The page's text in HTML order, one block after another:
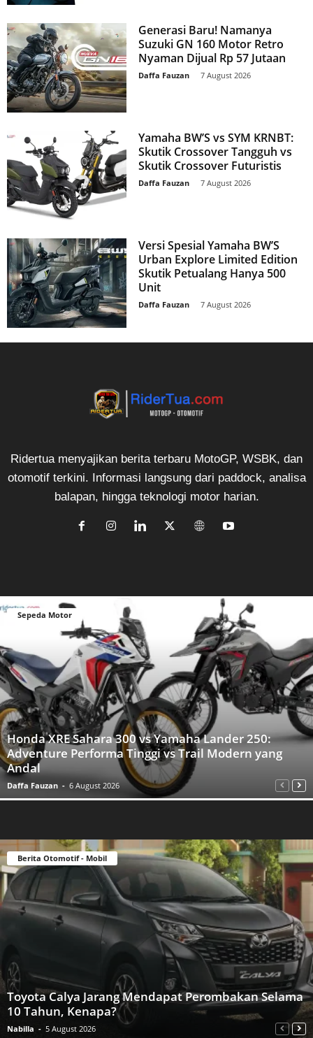
Generasi Baru! Namanya
Suzuki GN 160 Motor Retro
Nyaman Dijual Rp 57 Jutaan
Daffa Fauzan 7 August 2026
Yamaha BW’S vs SYM KRNBT:
Skutik Crossover Tangguh vs
Skutik Crossover Futuristis
Daffa Fauzan 7 August 2026
Versi Spesial Yamaha BW’S
Urban Explore Limited Edition
Skutik Petualang Hanya 500
Unit
Daffa Fauzan 7 August 2026
Ridertua menyajikan berita terbaru MotoGP, WSBK, dan
otomotif terkini. Informasi langsung dari paddock, analisa
balapan, hingga teknologi motor harian.
Sepeda Motor
Honda XRE Sahara 300 vs Yamaha Lander 250:
Adventure Performa Tinggi vs Trail Modern yang
Andal
Daffa Fauzan - 6 August 2026
Berita Otomotif - Mobil
Toyota Calya Jarang Mendapat Perombakan Selama
10 Tahun, Kenapa?
Nabilla - 5 August 2026